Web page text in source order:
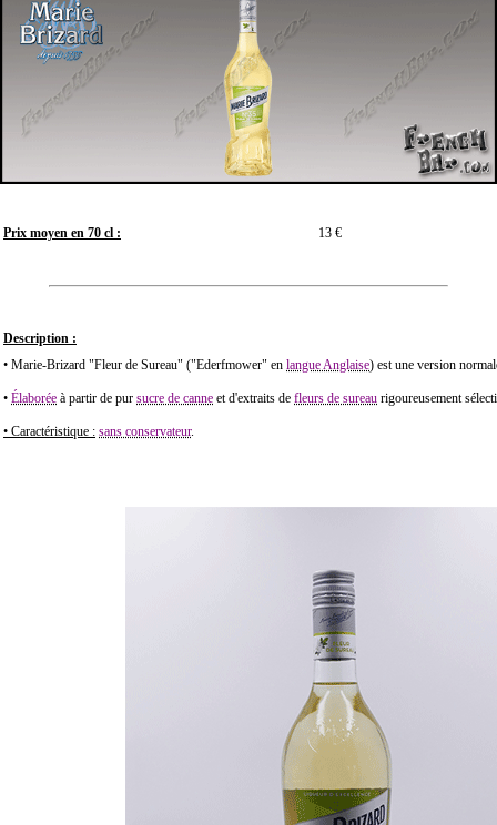
Prix moyen en 70 cl : 13 €
Description :
• Marie-Brizard "Fleur de Sureau" ("Ederfmower" en langue Anglaise) est une version
• Élaborée à partir de pur sucre de canne et d'extraits de fleurs de sureau rigoureusement
• Caractéristique : sans conservateur.